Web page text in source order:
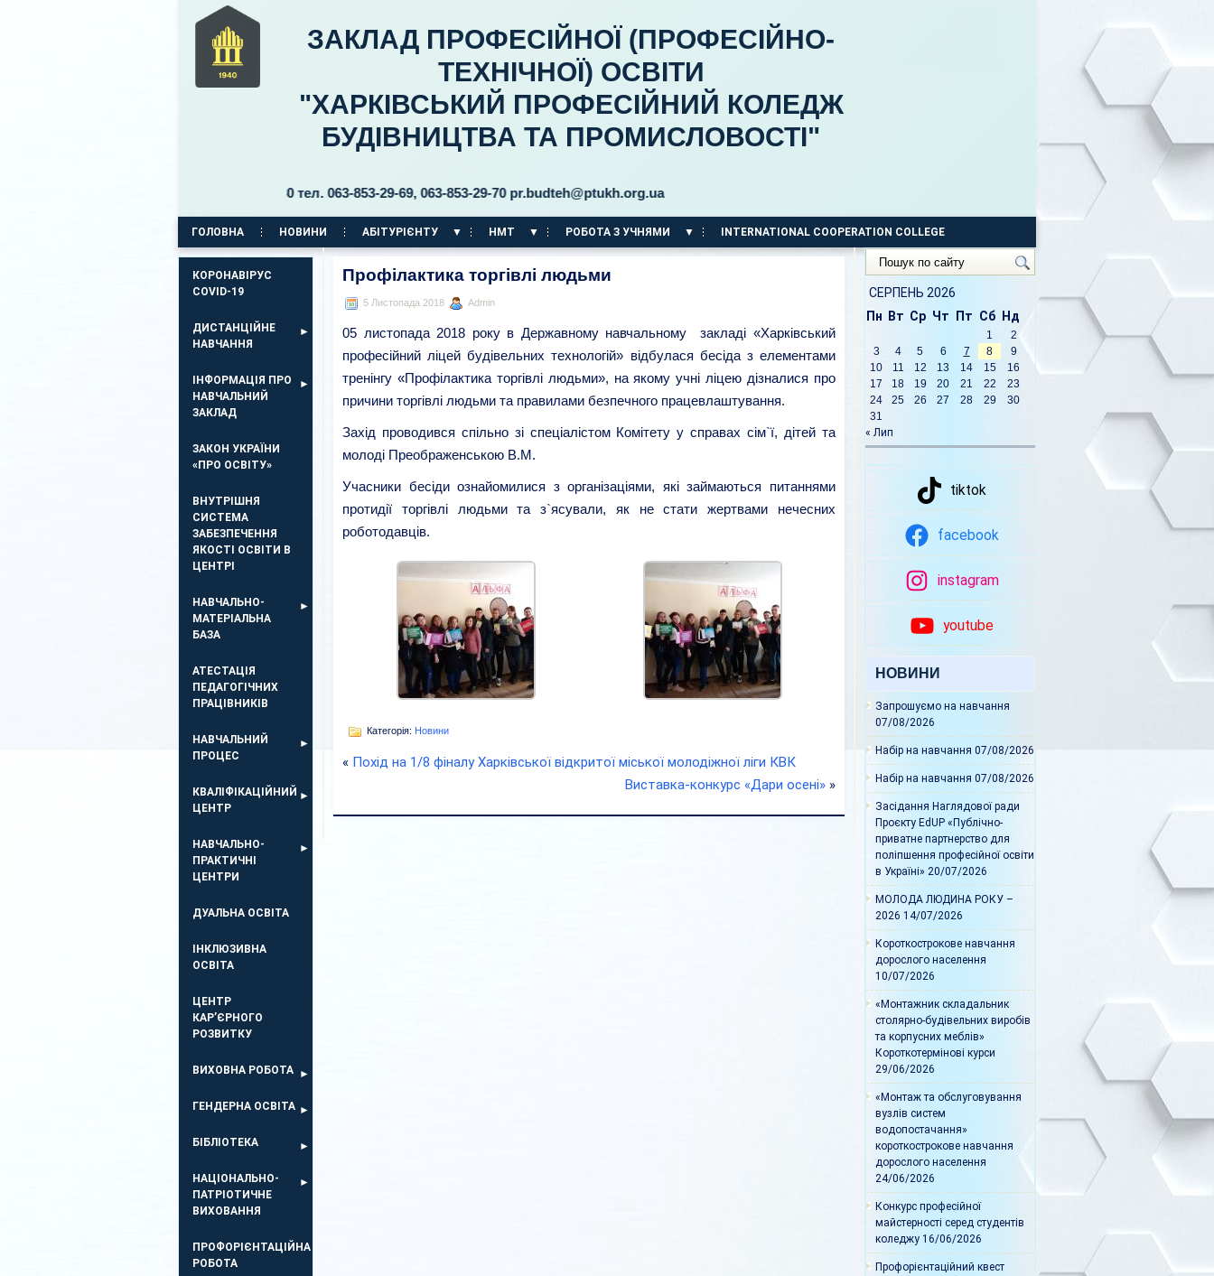
ЗАКЛАД ПРОФЕСІЙНОЇ (ПРОФЕСІЙНО-
ТЕХНІЧНОЇ) ОСВІТИ
"ХАРКІВСЬКИЙ ПРОФЕСІЙНИЙ КОЛЕДЖ
БУДІВНИЦТВА ТА ПРОМИСЛОВОСТІ"
11, бульвар Б. Хмельницького, 30 тел. 063-853-29-69, 063-853-29-70 pr.budteh@ptukh.org.ua
ГОЛОВНА НОВИНИ АБІТУРІЄНТУ НМТ РОБОТА З УЧНЯМИ INTERNATIONAL COOPERATION COLLEGE
КОРОНАВІРУС
COVID-19
ДИСТАНЦІЙНЕ
НАВЧАННЯ
ІНФОРМАЦІЯ ПРО
НАВЧАЛЬНИЙ
ЗАКЛАД
ЗАКОН УКРАЇНИ
«ПРО ОСВІТУ»
ВНУТРІШНЯ
СИСТЕМА
ЗАБЕЗПЕЧЕННЯ
ЯКОСТІ ОСВІТИ В
ЦЕНТРІ
НАВЧАЛЬНО-
МАТЕРІАЛЬНА
БАЗА
АТЕСТАЦІЯ
ПЕДАГОГІЧНИХ
ПРАЦІВНИКІВ
НАВЧАЛЬНИЙ
ПРОЦЕС
КВАЛІФІКАЦІЙНИЙ
ЦЕНТР
НАВЧАЛЬНО-
ПРАКТИЧНІ
ЦЕНТРИ
ДУАЛЬНА ОСВІТА
ІНКЛЮЗИВНА
ОСВІТА
ЦЕНТР
КАР’ЄРНОГО
РОЗВИТКУ
ВИХОВНА РОБОТА
ГЕНДЕРНА ОСВІТА
БІБЛІОТЕКА
НАЦІОНАЛЬНО-
ПАТРІОТИЧНЕ
ВИХОВАННЯ
ПРОФОРІЄНТАЦІЙНА
РОБОТА
Профілактика торгівлі людьми
5 Листопада 2018 Admin
05 листопада 2018 року в Державному навчальному закладі «Харківський
професійний ліцей будівельних технологій» відбулася бесіда з елементами
тренінгу «Профілактика торгівлі людьми», на якому учні ліцею дізналися про
причини торгівлі людьми та правилами безпечного працевлаштування.
Захід проводився спільно зі спеціалістом Комітету у справах сім`ї, дітей та
молоді Преображенською В.М.
Учасники бесіди ознайомилися з організаціями, які займаються питаннями
протидії торгівлі людьми та з`ясували, як не стати жертвами нечесних
роботодавців.
Категорія: Новини
« Похід на 1/8 фіналу Харківської відкритої міської молодіжної ліги КВК
Виставка-конкурс «Дари осені» »
Пошук
по
сайту
СЕРПЕНЬ 2026
Пн
Вт Ср Чт Пт Сб Нд
1
2
3
4 5 6 7 8
9
10
11 12 13 14 15
16
17
18 19 20 21 22
23
24
25 26 27 28 29
30
31
« Лип
tiktok
facebook
instagram
youtube
НОВИНИ
Запрошуємо на навчання
07/08/2026
Набір на навчання 07/08/2026
Набір на навчання 07/08/2026
Засідання Наглядової ради
Проєкту EdUP «Публічно-
приватне партнерство для
поліпшення професійної освіти
в Україні» 20/07/2026
МОЛОДА ЛЮДИНА РОКУ –
2026 14/07/2026
Короткострокове навчання
дорослого населення
10/07/2026
«Монтажник складальник
столярно-будівельних виробів
та корпусних меблів»
Короткотермінові курси
29/06/2026
«Монтаж та обслуговування
вузлів систем
водопостачання»
короткострокове навчання
дорослого населення
24/06/2026
Конкурс професійної
майстерності серед студентів
коледжу 16/06/2026
Профорієнтаційний квест